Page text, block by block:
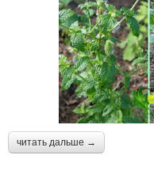
читать дальше →